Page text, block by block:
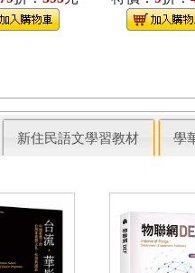
新住民語文學習教材 學